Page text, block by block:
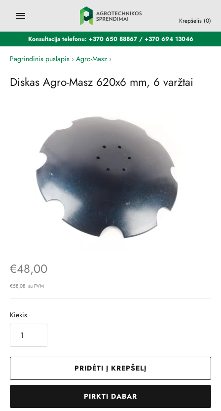
Krepšelis (0)
Konsultacija telefonu: +370 650 88867 / +370 694 13046
Pagrindinis puslapis › Agro-Masz ›
Diskas Agro-Masz 620x6 mm, 6 varžtai
€48,00
€58,08 su PVM
Kiekis
PRIDĖTI Į KREPŠELĮ
PIRKTI DABAR